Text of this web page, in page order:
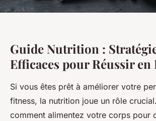
Guide Nutrition :
Efficaces pour Réussir en
Si vous êtes prêt à améliorer votre
fitness, la nutrition joue un rôle
comment alimentez votre corps pour